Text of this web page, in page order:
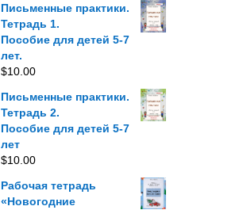
Письменные практики.
Тетрадь 1.
Пособие для детей 5-7
лет.
$10.00
Письменные практики.
Тетрадь 2.
Пособие для детей 5-7
лет
$10.00
Рабочая тетрадь
«Новогодние